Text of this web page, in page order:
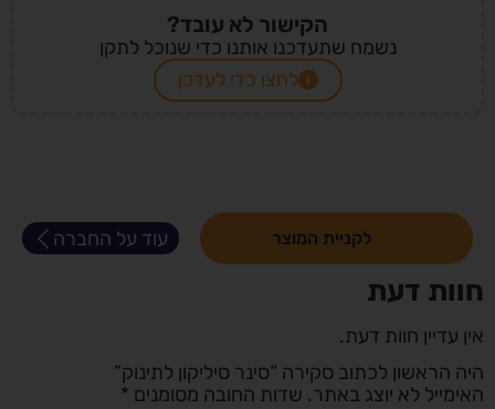
הקישור לא עובד?
נשמח שתעדכנו אותנו כדי שנוכל לתקן
לחצו כדי לעדכן
לקניית המוצר עוד על החברה
חוות דעת
אין עדיין חוות דעת.
היה הראשון לכתוב סקירה “סינר סיליקון לתינוק”
האימייל לא יוצג באתר. שדות החובה מסומנים *